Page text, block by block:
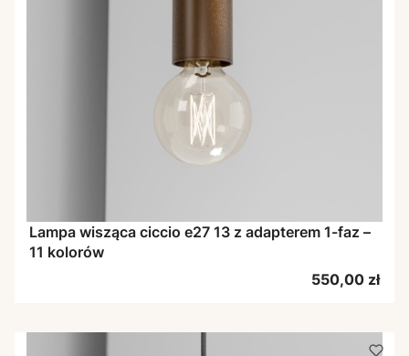
Lampa wisząca ciccio e27 13 z adapterem 1-faz –
11 kolorów
Cena
550,00 zł